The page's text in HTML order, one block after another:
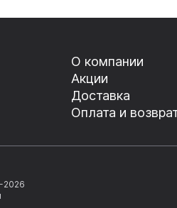
О компании
Акции
Доставка
Оплата и
2026